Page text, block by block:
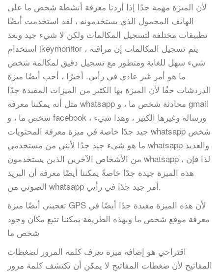
لأن الميزة مهمة جدًا إذا أردنا معرفة أنشطة شخص ما على
الهاتف المحمول الذي يستخدمونه ، لقد استخدمت أيضًا
تطبيقات مختلفة لتسجيل المكالمات ولكن لا شيء جيد وبعد
استخدام ikeymonitor ، يتم تسجيل المكالمات إن مراقبة
شيء سهل للغاية ومتطور مع تسجيل دقيق لمكالمة شخص
ما هو أمر غير عادي في رأيي. أخيرًا ، أحب أيضًا ميزة
الدردشات حقًا لأن الميزة بها الكثير من الميزات المفيدة جدًا
مثل أنه يمكننا معرفة whatsapp محادثة شخص ما ، و gmail
شخص ما ، و facebook ، ورسالة وغيرها الكثير ، وهذا شيء
جيد جدًا خاصة في ميزة معرفة المحتويات whatsapp شخص
ما هو شيء جيد جدًا لأنني من مستخدمي whatsapp والعديد
من الأشخاص الآخرين الذين يستخدمون whatsapp ، لذا فإن
هذه الميزة جيدة جدًا خاصةً يمكننا أيضًا معرفة أن البريد
الصوتي من whatsapp أمر جيد جدًا في رأيي.
تعجبني أيضًا ميزة GPS لأن هذه الميزة مفيدة جدًا أيضًا في
معرفة موقع شخص ما وبهذه الطريقة يمكننا تتبع مكان وجود
شخص ما
اقتراحي هو إضافة ميزة تعرف كلمة المرور لضغطات
المفاتيح لأن ضغطات المفاتيح لا يمكن أن تكتشف كلمة مرور